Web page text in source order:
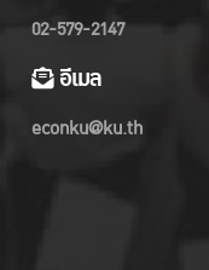
02-579-2147
อีเมล
econku@ku.th